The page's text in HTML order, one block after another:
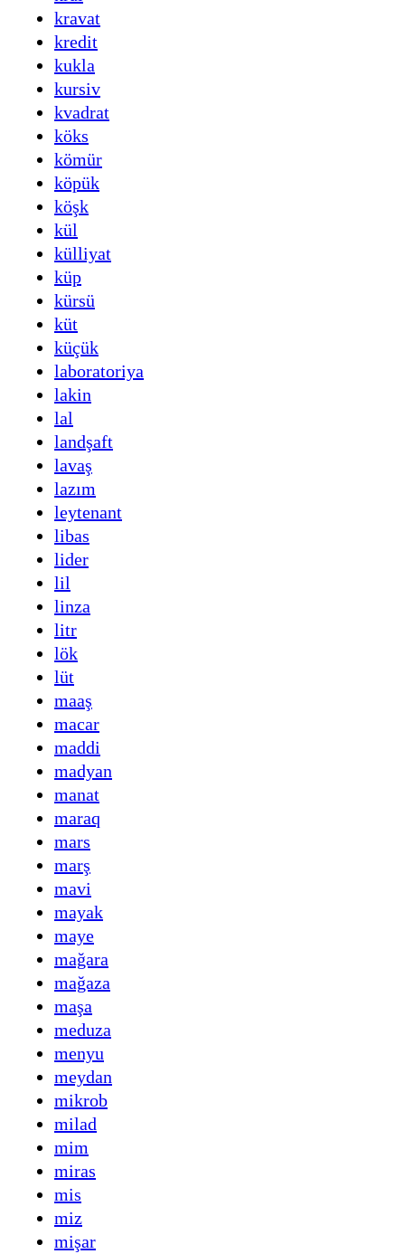
kravat
kredit
kukla
kursiv
kvadrat
köks
kömür
köpük
köşk
kül
külliyat
küp
kürsü
küt
küçük
laboratoriya
lakin
lal
landşaft
lavaş
lazım
leytenant
libas
lider
lil
linza
litr
lök
lüt
maaş
macar
maddi
madyan
manat
maraq
mars
marş
mavi
mayak
maye
mağara
mağaza
maşa
meduza
menyu
meydan
mikrob
milad
mim
miras
mis
miz
mişar